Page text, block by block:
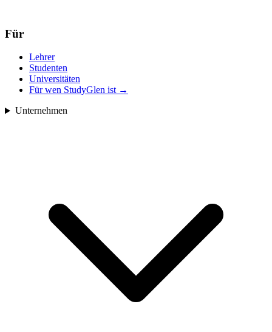
Für
Lehrer
Studenten
Universitäten
Für wen StudyGlen ist→
Unternehmen